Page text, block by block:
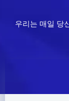
우리는 매일 당